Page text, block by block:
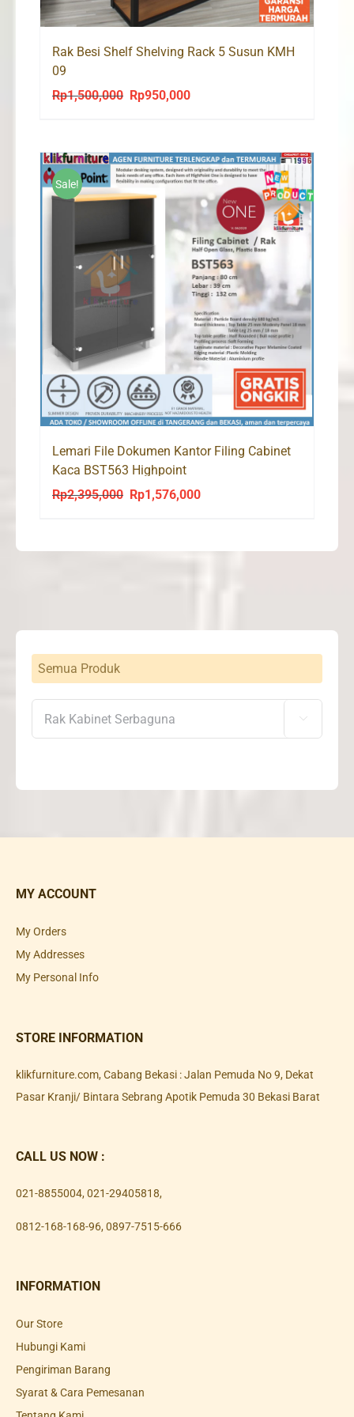
Rak Besi Shelf Shelving Rack 5 Susun KMH
09
Rp1,500,000
Original
Rp1,500,000.
Rp950,000Current
Rp950,000.
Sale!
Lemari File Dokumen Kantor Filing Cabinet
Kaca BST563 Highpoint
Rp2,395,000
Original
Rp1,576,000Current
Semua Produk

MY ACCOUNT
My Orders
My Addresses
My Personal Info
STORE INFORMATION
klikfurniture.com, Cabang Bekasi : Jalan Pemuda No 9, Dekat
Pasar Kranji/ Bintara Sebrang Apotik Pemuda 30 Bekasi Barat
CALL US NOW :
021-8855004, 021-29405818,
0812-168-168-96, 0897-7515-666
INFORMATION
Our Store
Hubungi Kami
Pengiriman Barang
Syarat & Cara Pemesanan